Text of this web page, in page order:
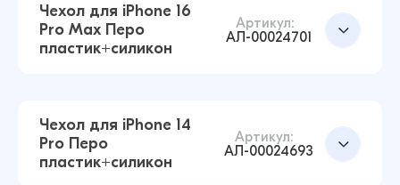
Чехол для iPhone 16
Pro Max Перо
пластик+силикон
Артикул:
АЛ-00024701
Чехол для iPhone 14
Pro Перо
пластик+силикон
Артикул:
АЛ-00024693